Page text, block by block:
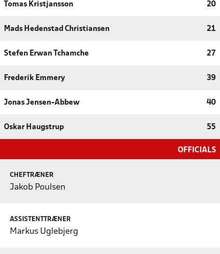
Tomas Kristjansson 20
Mads Hedenstad Christiansen 21
Stefen Erwan Tchamche 27
Frederik Emmery 39
Jonas Jensen-Abbew 40
Oskar Haugstrup 55
OFFICIALS
CHEFTRÆNER
Jakob Poulsen
ASSISTENTTRÆNER
Markus Uglebjerg